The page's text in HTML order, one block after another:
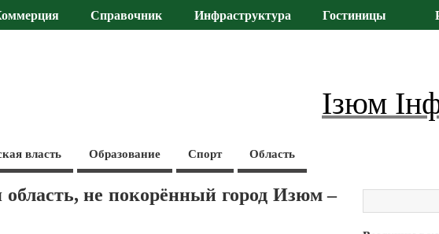
Справочник Инфраструктура Гостиницы
Ізюм
власть Образование Спорт Область
не покорённый город Изюм –